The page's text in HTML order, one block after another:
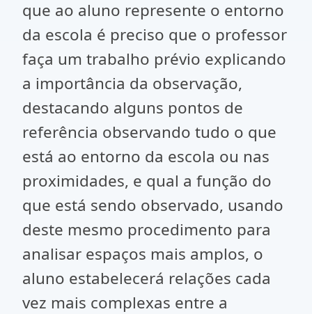
que ao aluno represente o entorno
da escola é preciso que o professor
faça um trabalho prévio explicando
a importância da observação,
destacando alguns pontos de
referência observando tudo o que
está ao entorno da escola ou nas
proximidades, e qual a função do
que está sendo observado, usando
deste mesmo procedimento para
analisar espaços mais amplos, o
aluno estabelecerá relações cada
vez mais complexas entre a